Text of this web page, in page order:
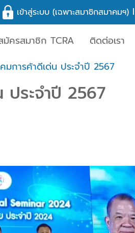
เข้าสู่ระบบ (เฉพาะสมาชิกสมาคมฯ)l
มัครสมาชิก TCRA
ติดต่อเรา
มการค้าดีเด่น ประจำปี 2567
ประจำปี 2567